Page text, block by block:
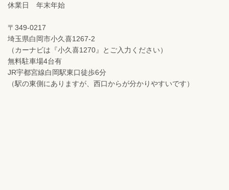
休業日 年末年始
〒349-0217
埼玉県白岡市小久喜1267-2
（カーナビは『小久喜1270』とご入力ください）
無料駐車場4台有
JR宇都宮線白岡駅東口徒歩6分
（駅の東側にありますが、西口からが分かりやすいです）